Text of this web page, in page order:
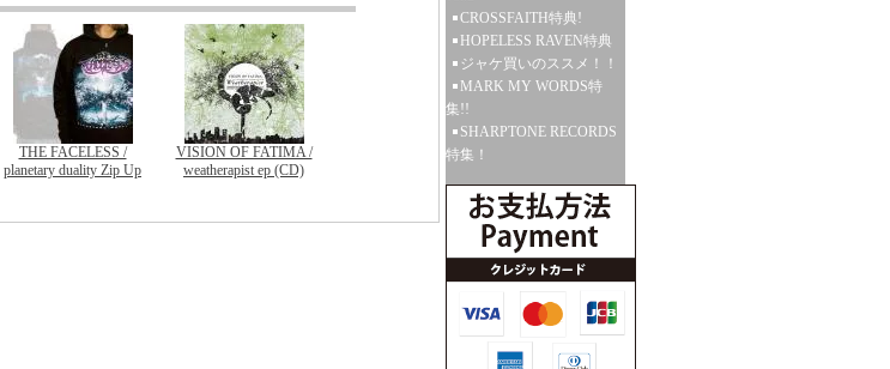
THE FACELESS /
planetary duality Zip Up
VISION OF FATIMA /
weatherapist ep (CD)
CROSSFAITH特典!
HOPELESS RAVEN特典
ジャケ買いのススメ！！
MARK MY WORDS特
集!!
SHARPTONE RECORDS
特集！